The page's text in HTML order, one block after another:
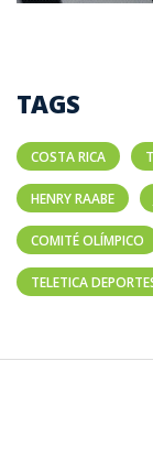
TAGS
COSTA RICA
HENRY RAABE
COMITÉ OLÍMPICO
TELETICA